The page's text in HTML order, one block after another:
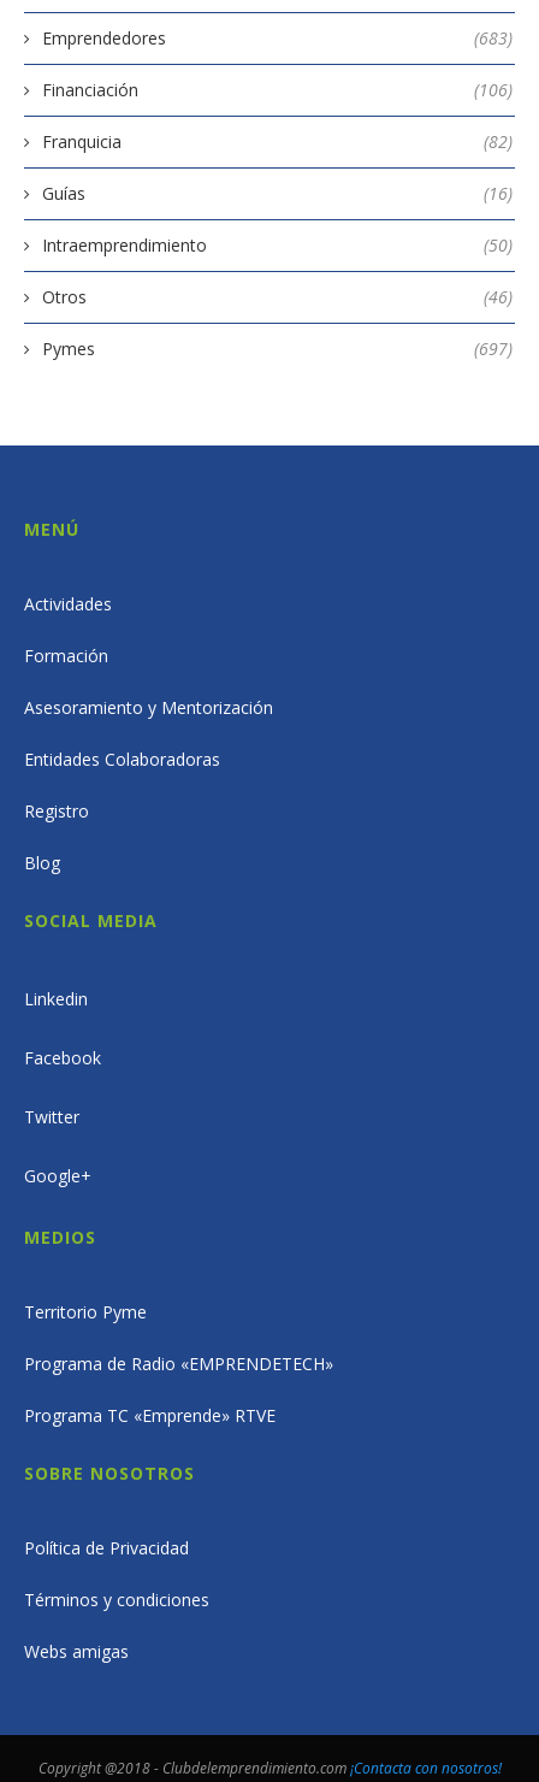
Emprendedores (683)
Financiación (106)
Franquicia (82)
Guías (16)
Intraemprendimiento (50)
Otros (46)
Pymes (697)
MENÚ
Actividades
Formación
Asesoramiento y Mentorización
Entidades Colaboradoras
Registro
Blog
SOCIAL MEDIA
Linkedin
Facebook
Twitter
Google+
MEDIOS
Territorio Pyme
Programa de Radio «EMPRENDETECH»
Programa TC «Emprende» RTVE
SOBRE NOSOTROS
Política de Privacidad
Términos y condiciones
Webs amigas
Copyright @2018 - Clubdelemprendimiento.com¡Contacta con nosotros!